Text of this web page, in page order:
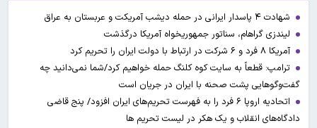
شهادت ۴ پاسدار ایرانی در حمله دیشب آمریکت و عربستان به عراق
لیندزی گراهام، سناتور جمهوریخواه آمریکا درگذشت
آمریکا ۸ فرد و ۶ شرکت در ارتباط با دولت ایران را تحریم کرد
ترامپ: قطعاً به سایت کوه کلنگ حمله خواهیم کرد/شما نمی‌دانید چه
گفت‌وگوهایی پشت صحنه با ایران در جریان است
اتحادیه اروپا ۶ فرد را به فهرست تحریم‌های ایران افزود/ پنج قاضی
دادگاه‌های انقلاب و یک هکر در لیست تحریم ها